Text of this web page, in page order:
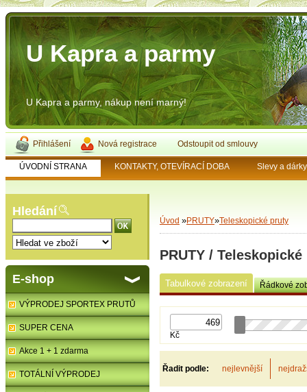
U Kapra a parmy
U Kapra a parmy, nákup není marný!
Přihlášení Nová registrace Odstoupit od smlouvy
ÚVODNÍ STRANA KONTAKTY, OTEVÍRACÍ DOBA Slevy a
Hledání
E-shop
VÝPRODEJ SPORTEX PRUTŮ
SUPER CENA
Akce 1 + 1 zdarma
TOTÁLNÍ VÝPRODEJ
Úvod »PRUTY»Teleskopické pruty
PRUTY /
Tabulkové zobrazení Řádkové
Kč
Řadit podle: nejlevnější